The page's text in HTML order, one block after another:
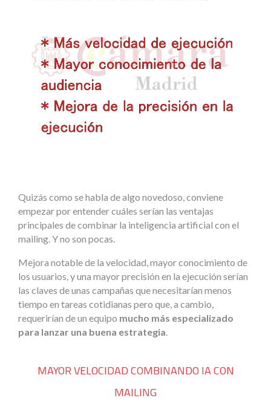
Quizás como se habla de algo novedoso, conviene
empezar por entender cuáles serían las ventajas
principales de combinar la inteligencia artificial con el
mailing. Y no son pocas.
Mejora notable de la velocidad, mayor conocimiento de
los usuarios, y una mayor precisión en la ejecución serían
las claves de unas campañas que necesitarían menos
tiempo en tareas cotidianas pero que, a cambio,
requerirían de un equipo mucho más especializado
para lanzar una buena estrategia
MAYOR VELOCIDAD COMBINANDO IA CON
MAILING